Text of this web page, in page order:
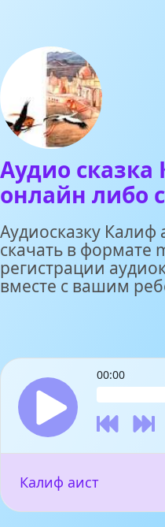
Аудио
онлайн либо
Аудиосказку
скачать в формате
регистрации
вместе с вашим
00:00
Калиф аист